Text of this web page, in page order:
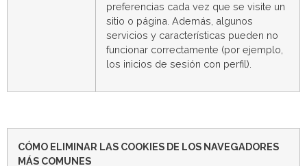
preferencias cada vez que se visite un
sitio o página. Además, algunos
servicios y características pueden no
funcionar correctamente (por ejemplo,
los inicios de sesión con perfil).
CÓMO ELIMINAR LAS COOKIES DE LOS NAVEGADORES
MÁS COMUNES